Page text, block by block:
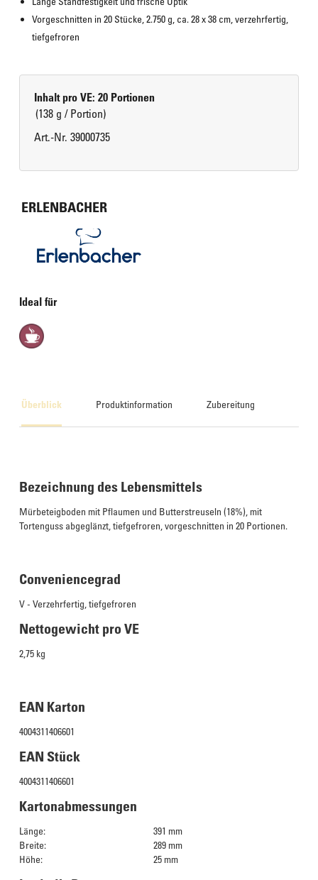
Vorgeschnitten in 20 Stücke, 2.750 g, ca. 28 x 38 cm, verzehrfertig,
tiefgefroren
Inhalt pro VE: 20 Portionen
(138 g / Portion)
Art.-Nr. 39000735
ERLENBACHER
Ideal für
Überblick Produktinformation Zubereitung
Bezeichnung des Lebensmittels
Mürbeteigboden mit Pflaumen und Butterstreuseln (18%), mit
Tortenguss abgeglänzt, tiefgefroren, vorgeschnitten in 20 Portionen.
Conveniencegrad
V - Verzehrfertig, tiefgefroren
Nettogewicht pro VE
2,75 kg
EAN Karton
4004311406601
EAN Stück
4004311406601
Kartonabmessungen
Länge:
391 mm
Breite:
289 mm
Höhe:
25 mm